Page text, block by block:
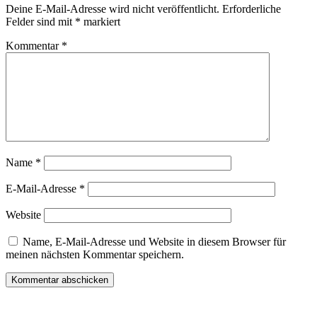
Deine E-Mail-Adresse wird nicht veröffentlicht. Erforderliche
Felder sind mit * markiert
Kommentar *
Name *
E-Mail-Adresse *
Website
Name, E-Mail-Adresse und Website in diesem Browser für
meinen nächsten Kommentar speichern.